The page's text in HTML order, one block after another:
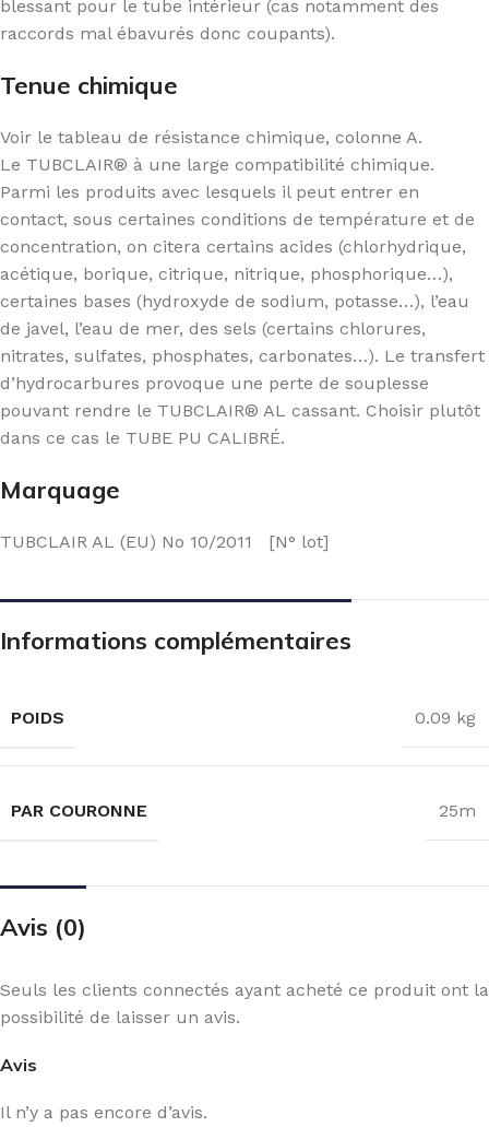
blessant pour le tube intérieur (cas notamment des
raccords mal ébavurés donc coupants).
Tenue chimique
Voir le tableau de résistance chimique, colonne A.
Le TUBCLAIR® à une large compatibilité chimique.
Parmi les produits avec lesquels il peut entrer en
contact, sous certaines conditions de température et de
concentration, on citera certains acides (chlorhydrique,
acétique, borique, citrique, nitrique, phosphorique…),
certaines bases (hydroxyde de sodium, potasse…), l’eau
de javel, l’eau de mer, des sels (certains chlorures,
nitrates, sulfates, phosphates, carbonates…). Le transfert
d’hydrocarbures provoque une perte de souplesse
pouvant rendre le TUBCLAIR® AL cassant. Choisir plutôt
dans ce cas le TUBE PU CALIBRÉ.
Marquage
TUBCLAIR AL (EU) No 10/2011 [N° lot]
Informations complémentaires
POIDS 0.09 kg
PAR COURONNE 25m
Avis (0)
Avis
Il n’y a pas encore d’avis.
Seuls les clients connectés ayant acheté ce produit ont la
possibilité de laisser un avis.